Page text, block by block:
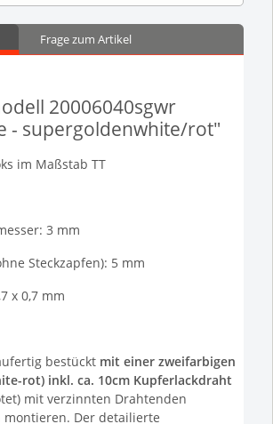
Frage zum Artikel
20006040sgwr
- supergoldenwhite/rot"
im Maßstab TT
3 mm
Steckzapfen): 5 mm
x 0,7 mm
bestückt mit einer zweifarbigen
rot) inkl. ca. 10cm Kupferlackdraht
mit verzinnten Drahtenden
montieren. Der detailierte